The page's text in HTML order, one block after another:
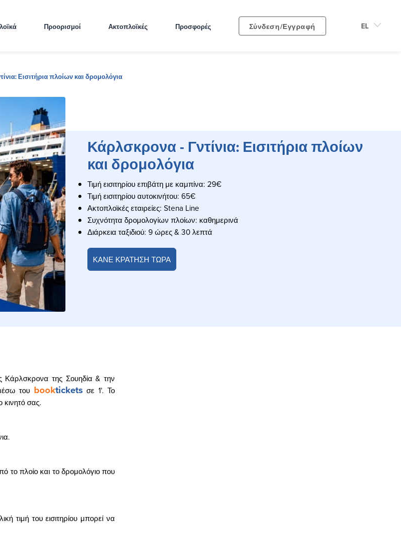
Προορισμοί Ακτοπλοϊκές Προσφορές Σύνδεση/Εγγραφή
Εισιτήρια πλοίων και δρομολόγια
Κάρλσκρονα - Γντίνια: Εισιτήρια πλοίων
και δρομολόγια
Τιμή εισιτηρίου επιβάτη με καμπίνα: 29€
Τιμή εισιτηρίου αυτοκινήτου: 65€
Ακτοπλοϊκές εταιρείες: Stena Line
Συχνότητα δρομολογίων πλοίων: καθημερινά
Διάρκεια ταξιδιού: 9 ώρες & 30 λεπτά
ΚΑΝΕ ΚΡΑΤΗΣΗ ΤΩΡΑ
Κάρλσκρονα της Σουηδία & την
του bookticketsσε 1'. Το
κινητό σας.
το πλοίο και το δρομολόγιο που
τιμή του εισιτηρίου μπορεί να